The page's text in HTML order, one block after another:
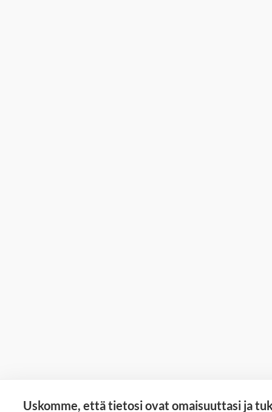
Uskomme, että tietosi ovat omaisuuttasi ja